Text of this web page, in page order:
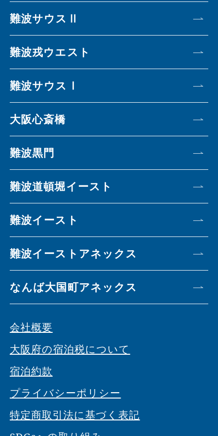
難波サウスⅡ
難波戎ウエスト
難波サウスⅠ
大阪心斎橋
難波黒門
難波道頓堀イースト
難波イースト
難波イーストアネックス
なんば大国町アネックス
会社概要
大阪府の宿泊税について
宿泊約款
プライバシーポリシー
特定商取引法に基づく表記